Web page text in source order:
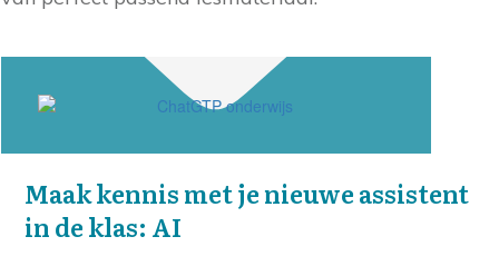
Maak kennis met je nieuwe assistent
in de klas: AI